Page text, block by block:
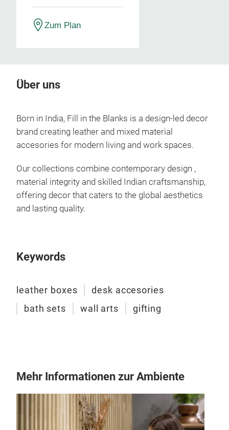
Zum Plan
Über uns
Born in India, Fill in the Blanks is a design-led decor
brand creating leather and mixed material
accesories for modern living and work spaces.
Our collections combine contemporary design ,
material integrity and skilled Indian craftsmanship,
offering decor that caters to the global aesthetics
and lasting quality.
Keywords
leather boxes
desk accesories
bath sets
wall arts gifting
Mehr Informationen zur Ambiente